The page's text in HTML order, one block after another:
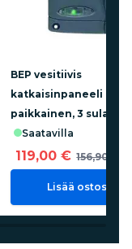
BEP vesitiivis
katkaisinpaneeli 6-
paikkainen, 3
saatavilla
119,00 € 156,90 €
Lisää